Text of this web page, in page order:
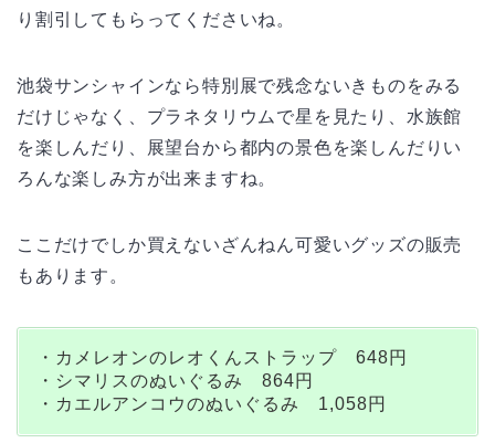
り割引してもらってくださいね。
池袋サンシャインなら特別展で残念ないきものをみる
だけじゃなく、プラネタリウムで星を見たり、水族館
を楽しんだり、展望台から都内の景色を楽しんだりい
ろんな楽しみ方が出来ますね。
ここだけでしか買えないざんねん可愛いグッズの販売
もあります。
・カメレオンのレオくんストラップ 648円
・シマリスのぬいぐるみ 864円
・カエルアンコウのぬいぐるみ 1,058円